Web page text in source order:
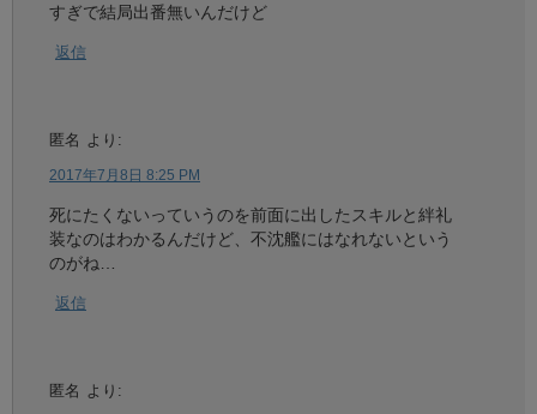
すぎで結局出番無いんだけど
返信
匿名 より:
2017年7月8日 8:25 PM
死にたくないっていうのを前面に出したスキルと絆礼
装なのはわかるんだけど、不沈艦にはなれないという
のがね…
返信
匿名 より: